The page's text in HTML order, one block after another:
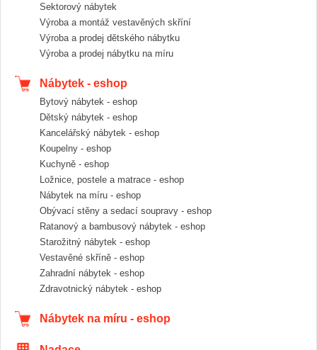
Sektorový nábytek
Výroba a montáž vestavěných skříní
Výroba a prodej dětského nábytku
Výroba a prodej nábytku na míru
Nábytek - eshop
Bytový nábytek - eshop
Dětský nábytek - eshop
Kancelářský nábytek - eshop
Koupelny - eshop
Kuchyně - eshop
Ložnice, postele a matrace - eshop
Nábytek na míru - eshop
Obývací stěny a sedací soupravy - eshop
Ratanový a bambusový nábytek - eshop
Starožitný nábytek - eshop
Vestavěné skříně - eshop
Zahradní nábytek - eshop
Zdravotnický nábytek - eshop
Nábytek na míru - eshop